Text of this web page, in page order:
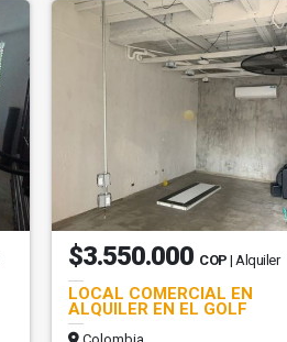
$3.550.000 COP | Alquiler
LOCAL COMERCIAL EN
ALQUILER EN EL GOLF